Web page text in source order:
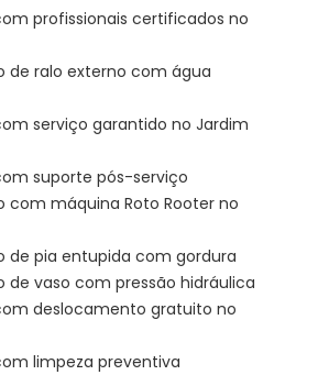
profissionais certificados no
de ralo externo com água
serviço garantido no Jardim
suporte pós-serviço
máquina Roto Rooter no
de pia entupida com gordura
vaso com pressão hidráulica
deslocamento gratuito no
limpeza preventiva